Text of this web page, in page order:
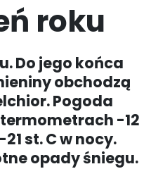
roku
Do jego końca
obchodzą
Pogoda
-12
st. C w nocy.
opady śniegu.